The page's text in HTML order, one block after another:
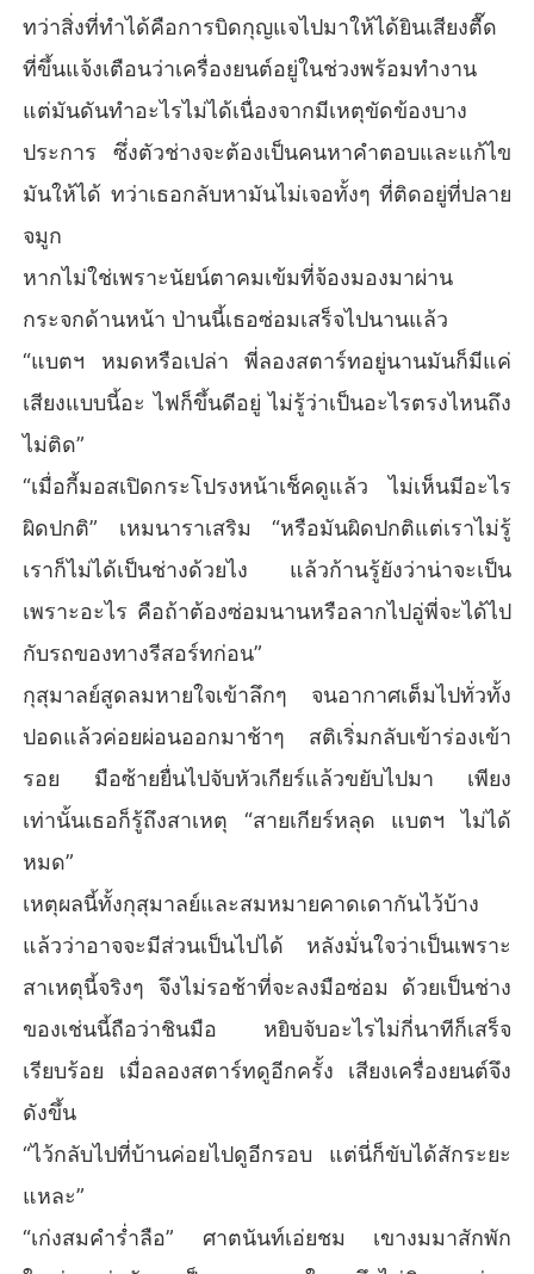
ทว่าสิ่งที่ทำได้คือการบิดกุญแจไปมาให้ได้ยินเสียงตื๊ด
ที่ขึ้นแจ้งเตือนว่าเครื่องยนต์อยู่ในช่วงพร้อมทำงาน
แต่มันดันทำอะไรไม่ได้เนื่องจากมีเหตุขัดข้องบาง
ประการ ซึ่งตัวช่างจะต้องเป็นคนหาคำตอบและแก้ไข
มันให้ได้ ทว่าเธอกลับหามันไม่เจอทั้งๆ ที่ติดอยู่ที่ปลาย
จมูก
หากไม่ใช่เพราะนัยน์ตาคมเข้มที่จ้องมองมาผ่าน
กระจกด้านหน้า ป่านนี้เธอซ่อมเสร็จไปนานแล้ว
“แบตฯ หมดหรือเปล่า พี่ลองสตาร์ทอยู่นานมันก็มีแค่
เสียงแบบนี้อะ ไฟก็ขึ้นดีอยู่ ไม่รู้ว่าเป็นอะไรตรงไหนถึง
ไม่ติด”
“เมื่อกี้มอสเปิดกระโปรงหน้าเช็คดูแล้ว ไม่เห็นมีอะไร
ผิดปกติ” เหมนาราเสริม “หรือมันผิดปกติแต่เราไม่รู้
เราก็ไม่ได้เป็นช่างด้วยไง แล้วก้านรู้ยังว่าน่าจะเป็น
เพราะอะไร คือถ้าต้องซ่อมนานหรือลากไปอู่พี่จะได้ไป
กับรถของทางรีสอร์ทก่อน”
กุสุมาลย์สูดลมหายใจเข้าลึกๆ จนอากาศเต็มไปทั่วทั้ง
ปอดแล้วค่อยผ่อนออกมาช้าๆ สติเริ่มกลับเข้าร่องเข้า
รอย มือซ้ายยื่นไปจับหัวเกียร์แล้วขยับไปมา เพียง
เท่านั้นเธอก็รู้ถึงสาเหตุ “สายเกียร์หลุด แบตฯ ไม่ได้
หมด”
เหตุผลนี้ทั้งกุสุมาลย์และสมหมายคาดเดากันไว้บ้าง
แล้วว่าอาจจะมีส่วนเป็นไปได้ หลังมั่นใจว่าเป็นเพราะ
สาเหตุนี้จริงๆ จึงไม่รอช้าที่จะลงมือซ่อม ด้วยเป็นช่าง
ของเช่นนี้ถือว่าชินมือ หยิบจับอะไรไม่กี่นาทีก็เสร็จ
เรียบร้อย เมื่อลองสตาร์ทดูอีกครั้ง เสียงเครื่องยนต์จึง
ดังขึ้น
“ไว้กลับไปที่บ้านค่อยไปดูอีกรอบ แต่นี่ก็ขับได้สักระยะ
แหละ”
“เก่งสมคำร่ำลือ” ศาตนันท์เอ่ยชม เขางมมาสักพัก